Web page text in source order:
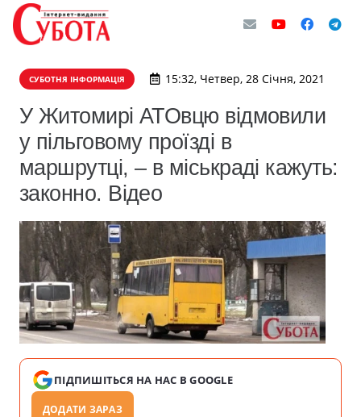
СУБОТНЯ ІНФОРМАЦІЯ 15:32, Четвер, 28 Січня, 2021
У Житомирі АТОвцю відмовили
у пільговому проїзді в
маршрутці, – в міськраді кажуть:
законно. Відео
ПІДПИШІТЬСЯ НА НАС В GOOGLE
ДОДАТИ ЗАРАЗ